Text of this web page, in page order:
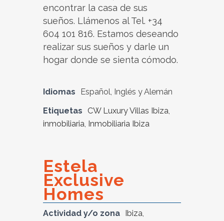
encontrar la casa de sus
sueños. Llámenos al Tel. +34
604 101 816. Estamos deseando
realizar sus sueños y darle un
hogar donde se sienta cómodo.
Idiomas
Español, Inglés y Alemán
Etiquetas
CW Luxury Villas Ibiza,
inmobiliaria, Inmobiliaria Ibiza
Estela
Exclusive
Homes
Actividad y/o zona Ibiza,